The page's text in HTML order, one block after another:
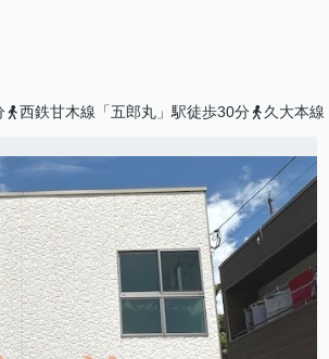
西鉄甘木線「五郎丸」駅徒歩30分 久大本